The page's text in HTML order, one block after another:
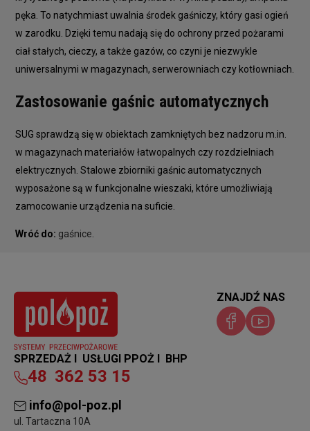
pęka. To natychmiast uwalnia środek gaśniczy, który gasi ogień
w zarodku. Dzięki temu nadają się do ochrony przed pożarami
ciał stałych, cieczy, a także gazów, co czyni je niezwykle
uniwersalnymi w magazynach, serwerowniach czy kotłowniach.
Zastosowanie gaśnic automatycznych
SUG sprawdzą się w obiektach zamkniętych bez nadzoru m.in.
w magazynach materiałów łatwopalnych czy rozdzielniach
elektrycznych. Stalowe zbiorniki gaśnic automatycznych
wyposażone są w funkcjonalne wieszaki, które umożliwiają
zamocowanie urządzenia na suficie.
Wróć do: gaśnice.
SPRZEDAŻ I USŁUGI PPOŻ I BHP
48 362 53 15
info@pol-poz.pl
ul. Tartaczna 10A
ZNAJDŹ NAS